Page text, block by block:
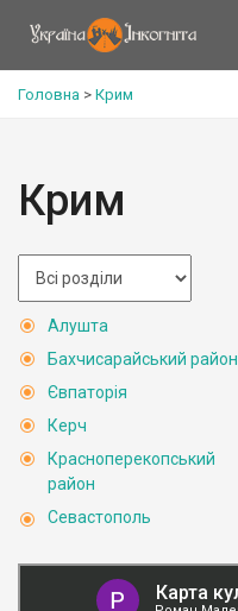
Головна > Крим
Крим
Алушта
Бахчисарайський район
Євпаторія
Керч
Красноперекопський
район
Севастополь